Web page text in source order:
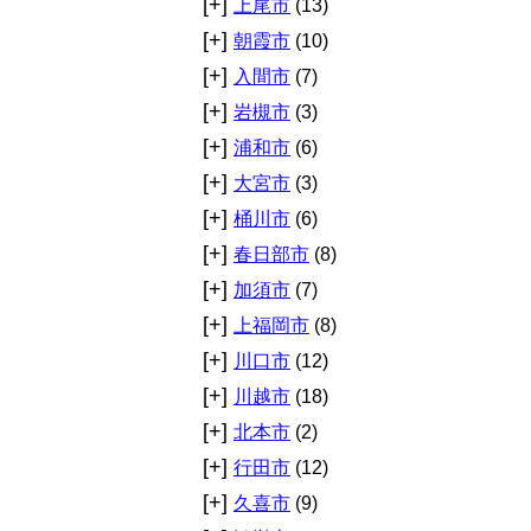
[+] 上尾市 (13)
[+] 朝霞市 (10)
[+] 入間市 (7)
[+] 岩槻市 (3)
[+] 浦和市 (6)
[+] 大宮市 (3)
[+] 桶川市 (6)
[+] 春日部市 (8)
[+] 加須市 (7)
[+] 上福岡市 (8)
[+] 川口市 (12)
[+] 川越市 (18)
[+] 北本市 (2)
[+] 行田市 (12)
[+] 久喜市 (9)